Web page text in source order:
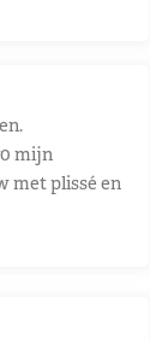
mijn
met plissé en